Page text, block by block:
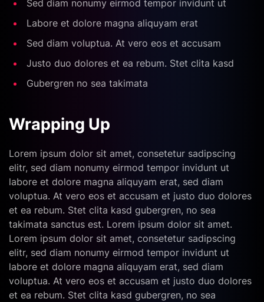
Sed diam nonumy eirmod tempor invidunt ut
Labore et dolore magna aliquyam erat
Sed diam voluptua. At vero eos et accusam
Justo duo dolores et ea rebum. Stet clita kasd
Gubergren no sea takimata
Wrapping Up
Lorem ipsum dolor sit amet, consetetur sadipscing
elitr, sed diam nonumy eirmod tempor invidunt ut
labore et dolore magna aliquyam erat, sed diam
voluptua. At vero eos et accusam et justo duo dolores
et ea rebum. Stet clita kasd gubergren, no sea
takimata sanctus est. Lorem ipsum dolor sit amet.
Lorem ipsum dolor sit amet, consetetur sadipscing
elitr, sed diam nonumy eirmod tempor invidunt ut
labore et dolore magna aliquyam erat, sed diam
voluptua. At vero eos et accusam et justo duo dolores
et ea rebum. Stet clita kasd gubergren, no sea